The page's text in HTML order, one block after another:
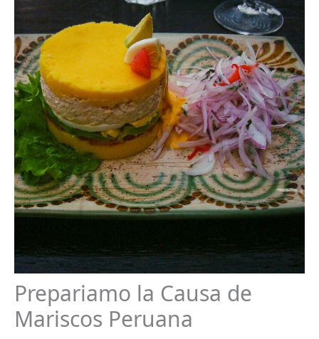
Prepariamo la Causa de
Mariscos Peruana